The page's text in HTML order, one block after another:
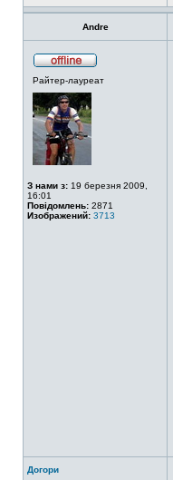
Andre
Райтер-лауреат
З нами з: 19 березня 2009,
16:01
Повідомлень: 2871
Изображений: 3713
Догори